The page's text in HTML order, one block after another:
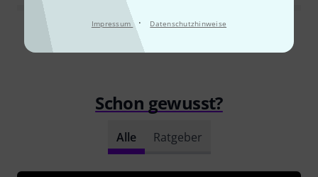
Impressum · Datenschutzhinweise
Alle Bewertungen lesen
Schon gewusst?
Alle Ratgeber